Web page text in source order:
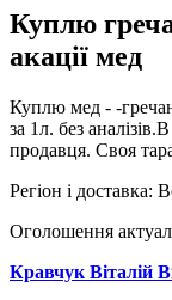
Куплю
акації мед
Куплю мед - -
за 1л. без
продавця. Своя
Регіон і доставка:
Оголошення
Кравчук Віталій